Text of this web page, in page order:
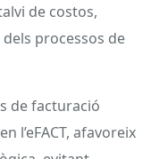
de costos,
dels processos de
de facturació
l’eFACT, afavoreix